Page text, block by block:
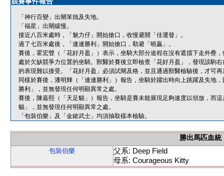
「神行百變」出閘笨拙及失地。
「福星」出閘緩慢。
接近八百米處時，「魅力仔」開始搶口，收慢避開「佳運發」。
過了七百米處後，「連連勝利」開始搶口，勒避「曉贏」。
賽後，霍宏聲（「花好月盈」）表示，坐騎大部分途程在沒有遮擋下走外疊
處於欠缺競爭力位置的坐騎。獸醫於賽後立即檢查「花好月盈」，發現該駒
的表現難以接受。「花好月盈」必須試閘及格，並且通過獸醫檢驗後，才可再
同樣於賽後，潘明輝（「連連勝利」）報告，坐騎於躍出時向上跳躍及失地
勝利」，並無發現任何明顯異常之處。
賽後，陳嘉熙（「天足貓」）報告，坐騎是賽未能展現足夠速度以領放，而
貓」，並無發現任何明顯異常之處。
「包裝伯樂」及「金鎗武士」均須抽取樣本檢驗。
勝出馬匹血統
包裝伯樂
父系: Deep Field
母系: Courageous Kitty